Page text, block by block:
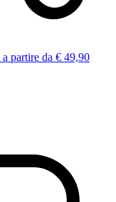
a partire da € 49,90